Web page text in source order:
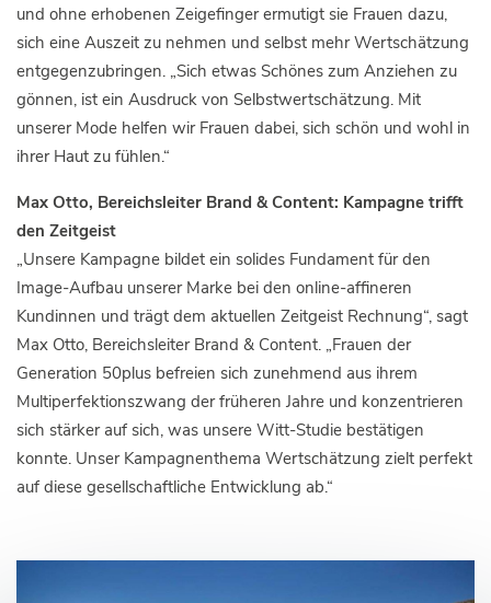
und ohne erhobenen Zeigefinger ermutigt sie Frauen dazu,
sich eine Auszeit zu nehmen und selbst mehr Wertschätzung
entgegenzubringen. „Sich etwas Schönes zum Anziehen zu
gönnen, ist ein Ausdruck von Selbstwertschätzung. Mit
unserer Mode helfen wir Frauen dabei, sich schön und wohl in
ihrer Haut zu fühlen.“
Max Otto, Bereichsleiter Brand & Content: Kampagne trifft
den Zeitgeist
„Unsere Kampagne bildet ein solides Fundament für den
Image-Aufbau unserer Marke bei den online-affineren
Kundinnen und trägt dem aktuellen Zeitgeist Rechnung“, sagt
Max Otto, Bereichsleiter Brand & Content. „Frauen der
Generation 50plus befreien sich zunehmend aus ihrem
Multiperfektionszwang der früheren Jahre und konzentrieren
sich stärker auf sich, was unsere Witt-Studie bestätigen
konnte. Unser Kampagnenthema Wertschätzung zielt perfekt
auf diese gesellschaftliche Entwicklung ab.“